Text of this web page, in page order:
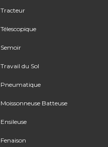
Tracteur
Télescopique
Semoir
Travail du Sol
Pneumatique
Moissonneuse Batteuse
Ensileuse
Fenaison